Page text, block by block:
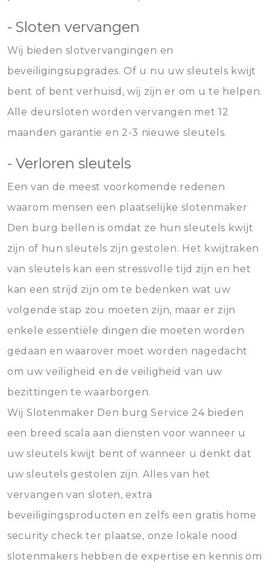
- Sloten vervangen
Wij bieden slotvervangingen en
beveiligingsupgrades. Of u nu uw sleutels kwijt
bent of bent verhuisd, wij zijn er om u te helpen.
Alle deursloten worden vervangen met 12
maanden garantie en 2-3 nieuwe sleutels.
- Verloren sleutels
Een van de meest voorkomende redenen
waarom mensen een plaatselijke slotenmaker
Den burg bellen is omdat ze hun sleutels kwijt
zijn of hun sleutels zijn gestolen. Het kwijtraken
van sleutels kan een stressvolle tijd zijn en het
kan een strijd zijn om te bedenken wat uw
volgende stap zou moeten zijn, maar er zijn
enkele essentiële dingen die moeten worden
gedaan en waarover moet worden nagedacht
om uw veiligheid en de veiligheid van uw
bezittingen te waarborgen.
Wij Slotenmaker Den burg Service 24 bieden
een breed scala aan diensten voor wanneer u
uw sleutels kwijt bent of wanneer u denkt dat
uw sleutels gestolen zijn. Alles van het
vervangen van sloten, extra
beveiligingsproducten en zelfs een gratis home
security check ter plaatse, onze lokale nood
slotenmakers hebben de expertise en kennis om